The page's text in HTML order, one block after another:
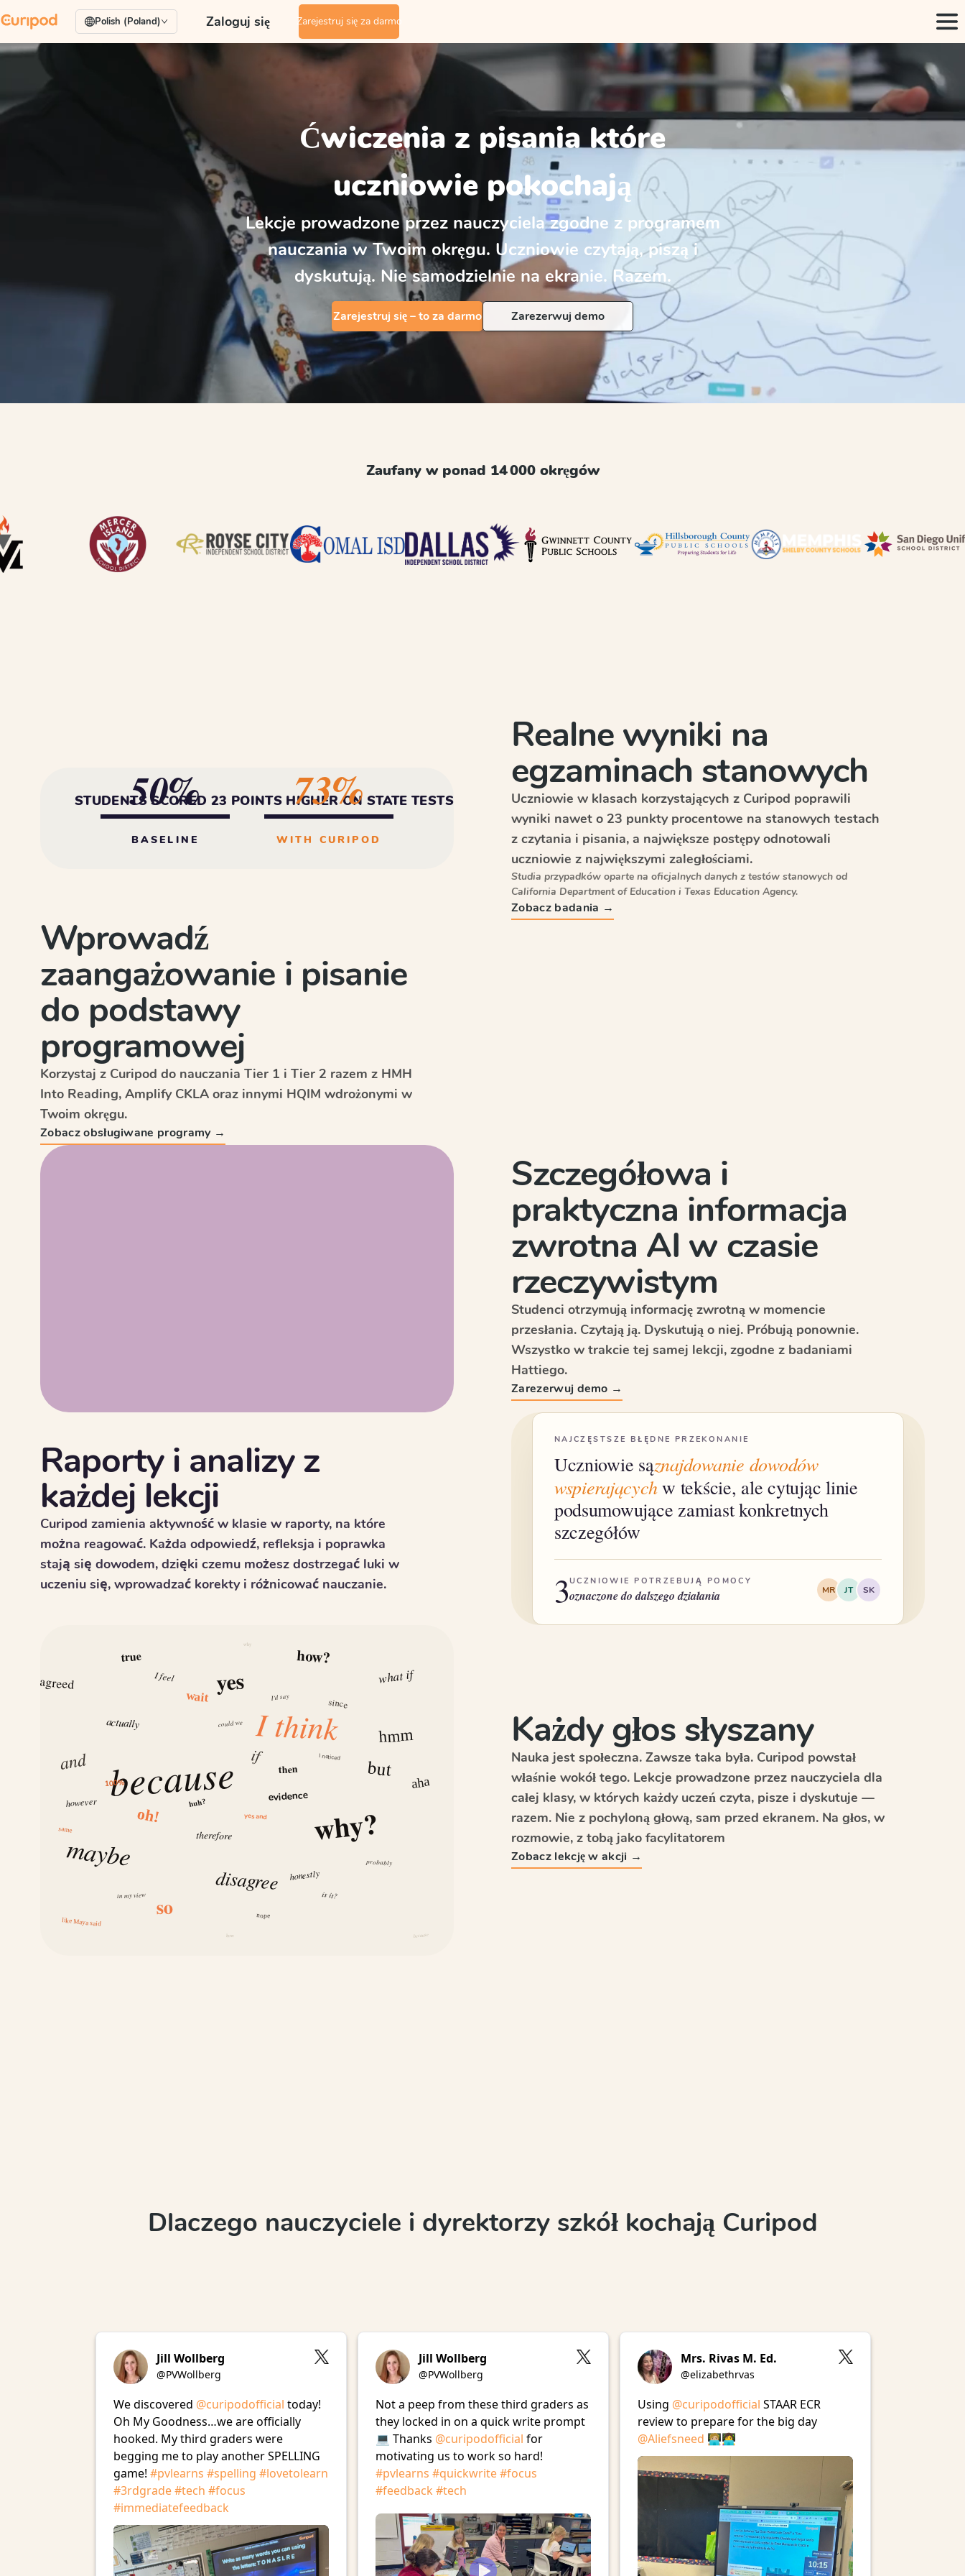
Polish (Poland) Zaloguj się Zarejestruj się za darmo
Ćwiczenia z pisania które
uczniowie pokochają
Lekcje prowadzone przez nauczyciela zgodne z programem
nauczania w Twoim okręgu. Uczniowie czytają, piszą i
dyskutują. Nie samodzielnie na ekranie. Razem.
Zarejestruj się – to za darmo Zarezerwuj demo
Zaufany w ponad 14 000 okręgów
STUDENTS SCORED 23 POINTS HIGHER ON STATE TESTS
50%
BASELINE
73%
WITH CURIPOD
Realne wyniki na
egzaminach stanowych
Uczniowie w klasach korzystających z Curipod poprawili
wyniki nawet o 23 punkty procentowe na stanowych testach
z czytania i pisania, a największe postępy odnotowali
uczniowie z największymi zaległościami.
Studia przypadków oparte na oficjalnych danych z testów stanowych od
California Department of Education i Texas Education Agency.
Zobacz badania →
Wprowadź
zaangażowanie i pisanie
do podstawy
programowej
Korzystaj z Curipod do nauczania Tier 1 i Tier 2 razem z HMH
Into Reading, Amplify CKLA oraz innymi HQIM wdrożonymi w
Twoim okręgu.
Zobacz obsługiwane programy →
Szczegółowa i
praktyczna informacja
zwrotna AI w czasie
rzeczywistym
Studenci otrzymują informację zwrotną w momencie
przesłania. Czytają ją. Dyskutują o niej. Próbują ponownie.
Wszystko w trakcie tej samej lekcji, zgodne z badaniami
Hattiego.
Zarezerwuj demo →
NAJCZĘSTSZE BŁĘDNE PRZEKONANIE
Uczniowie sąznajdowanie dowodów
wspierającychw tekście, ale cytując linie
podsumowujące zamiast konkretnych
szczegółów
3UCZNIOWIE POTRZEBUJĄ POMOCY
oznaczone do dalszego działania MR JT SK
Raporty i analizy z
każdej lekcji
Curipod zamienia aktywność w klasie w raporty, na które
można reagować. Każda odpowiedź, refleksja i poprawka
stają się dowodem, dzięki czemu możesz dostrzegać luki w
uczeniu się, wprowadzać korekty i różnicować nauczanie.
because
I think
why?
maybe
yes
disagree
and but
so
how?
what if
agreed
actually
evidence
since
however
therefore
true
honestly
if
then
wait
hmm
oh!
aha
in my view
I’d say
probably
like Maya said
yes and
I noticed
could we
is it?
same
huh?
100%
nope
I feel
because
why
how
Każdy głos słyszany
Nauka jest społeczna. Zawsze taka była. Curipod powstał
właśnie wokół tego. Lekcje prowadzone przez nauczyciela dla
całej klasy, w których każdy uczeń czyta, pisze i dyskutuje —
razem. Nie z pochyloną głową, sam przed ekranem. Na głos, w
rozmowie, z tobą jako facylitatorem
Zobacz lekcję w akcji →
Dlaczego nauczyciele i dyrektorzy szkół kochają Curipod